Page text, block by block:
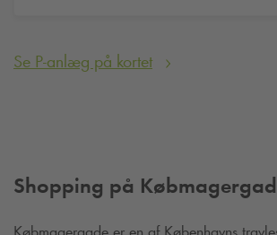
Se P-anlæg på kortet
Shopping på